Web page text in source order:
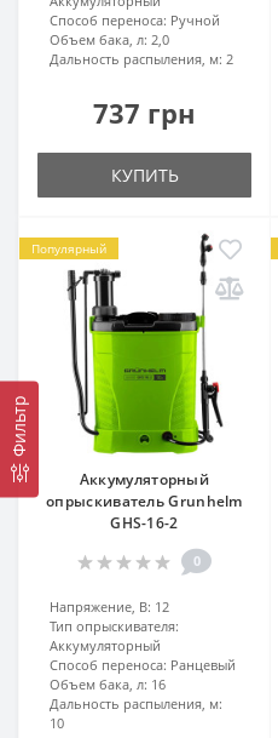
Фильтр
Способ переноса: Ручной
Объем бака, л: 2,0
Дальность распыления, м: 2
737 грн
КУПИТЬ
Популярный
Аккумуляторный
опрыскиватель Grunhelm
GHS-16-2
0
Напряжение, В: 12
Тип опрыскивателя:
Аккумуляторный
Способ переноса: Ранцевый
Объем бака, л: 16
Дальность распыления, м:
10